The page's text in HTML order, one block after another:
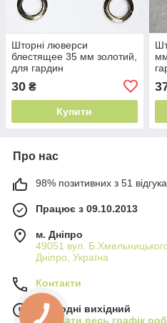
Шторні люверси
блестящее 35 мм золотий,
для гардин
30 ₴
Купити
Про нас
98% позитивних з 51 відгука
Працює з 09.10.2013
м. Дніпро
49051 вул.
Дніпро, Україна
Контакти
Сьогодні вихідний
Показати весь графік